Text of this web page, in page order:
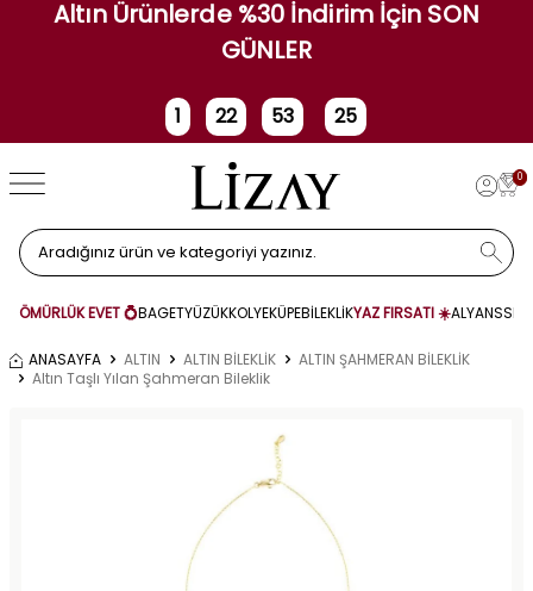
Altın Ürünlerde %30 İndirim İçin SON
GÜNLER
1
Gün
22
Saat
53 25
0
ÖMÜRLÜK EVET 💍BAGETYÜZÜKKOLYEKÜPEBİLEKLİKYAZ FIRSATI ☀️ALYANS
ANASAYFA ALTIN ALTIN BİLEKLİK
ALTIN ŞAHMERAN BİLEKLİK
Altın Taşlı Yılan Şahmeran Bileklik